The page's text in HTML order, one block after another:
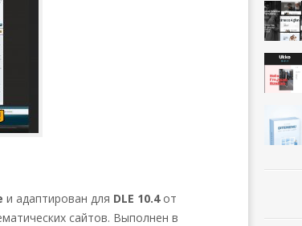
и адаптирован для DLE 10.4от
сайтов. Выполнен в